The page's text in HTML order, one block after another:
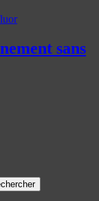
sans